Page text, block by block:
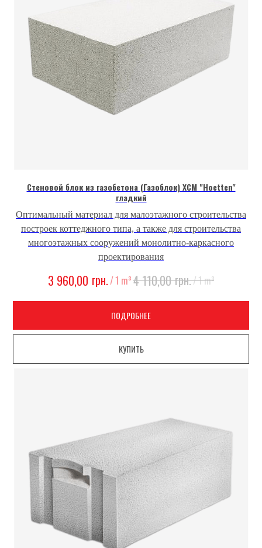
Стеновой блок из газобетона (Газоблок) ХСМ "Hoetten"
гладкий
Оптимальный материал для малоэтажного строительства
построек коттеджного типа, а также для строительства
многоэтажных сооружений монолитно-каркасного
проектирования
3 960,00 грн./1 m³4 110,00 грн./1 m³
ПОДРОБНЕЕ
КУПИТЬ